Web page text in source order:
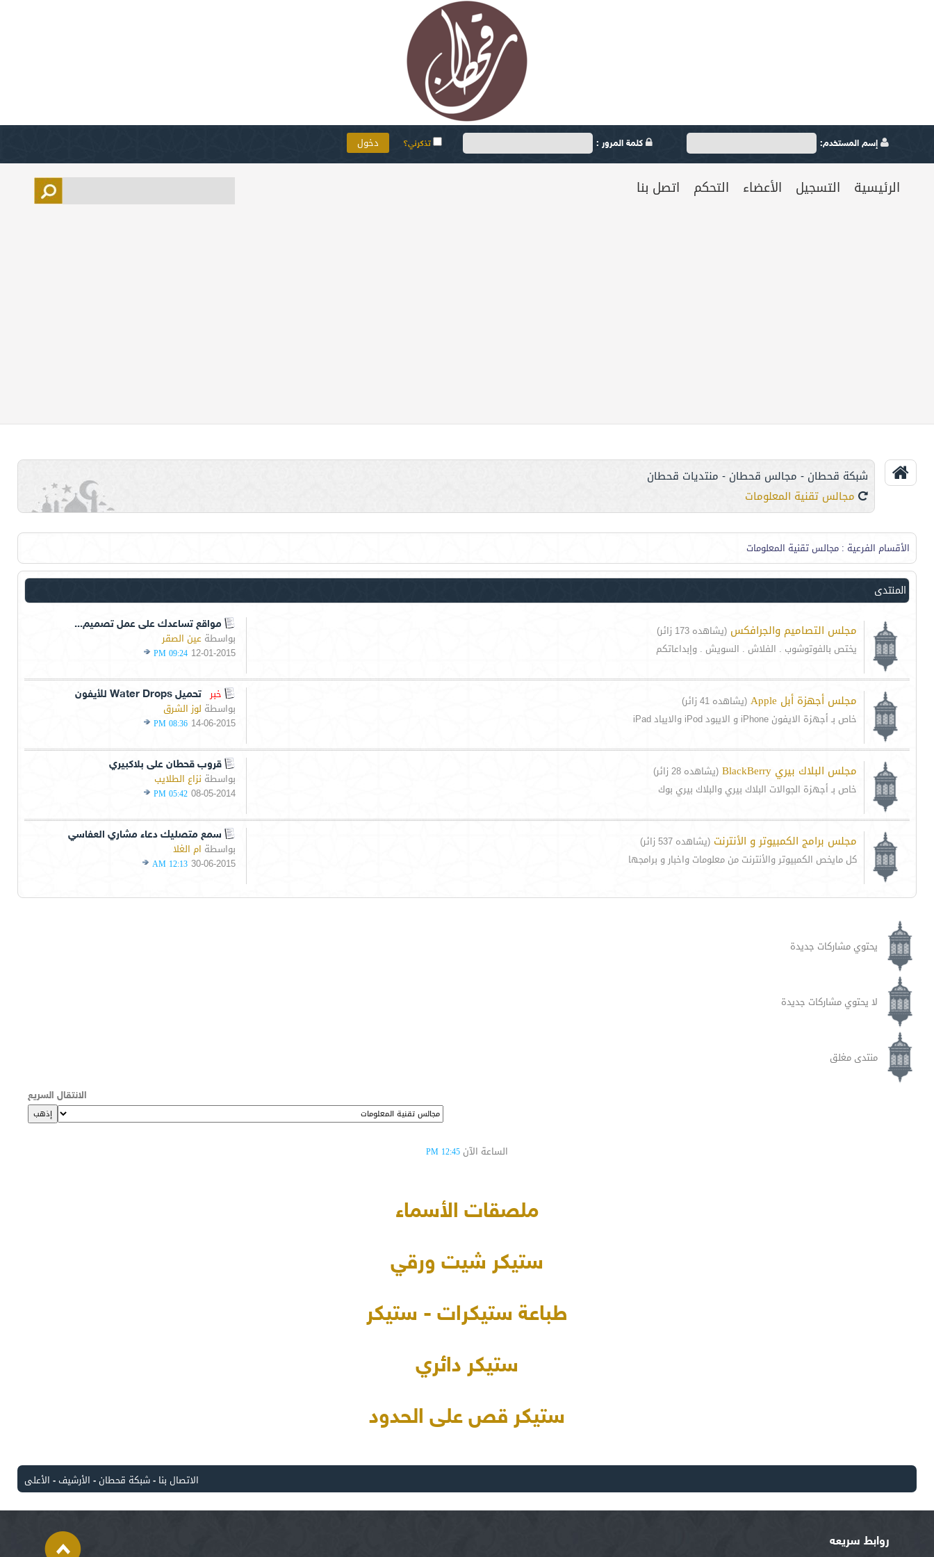
إسم المستخدم: كلمة المرور : تذكرني؟
الرئيسية التسجيل الأعضاء التحكم اتصل بنا
شبكة قحطان - مجالس قحطان - منتديات قحطان
مجالس تقنية المعلومات
الأقسام الفرعية : مجالس تقنية المعلومات
المنتدى
مجلس التصاميم والجرافكس (يشاهده 173 زائر)
يختص بالفوتوشوب . الفلاش . السويش . وإبداعاتكم
مواقع تساعدك على عمل تصميم...
بواسطةعين الصقر
12-01-2015
09:24 PM
مجلس أجهزة أبل Apple
(يشاهده 41 زائر)
خاص بـ أجهزة الايفون iPhone و الايبود iPod والايباد iPad
خبر تحميل Water Drops للأيفون
بواسطة لوز الشرق
14-06-2015
08:36 PM
مجلس البلاك بيري BlackBerry
(يشاهده 28 زائر)
خاص بـ أجهزة الجوالات البلاك بيري والبلاك بيري بوك
قروب قحطان على بلاكبيري
بواسطة نزاع الطلايب
08-05-2014
05:42 PM
مجلس برامج الكمبيوتر و الأنترنت (يشاهده 537 زائر)
كل مايخص الكمبيوتر والأنترنت من معلومات واخبار و برامجها
سمع متصليك دعاء مشاري العفاسي
بواسطة ام الغلا
30-06-2015
12:13 AM
يحتوي مشاركات جديدة
لا يحتوي مشاركات جديدة
منتدى مغلق
الانتقال السريع
الساعة الآن 12:45 PM
ملصقات الأسماء
ستيكر شيت ورقي
طباعة ستيكرات - ستيكر
ستيكر دائري
ستيكر قص على الحدود
الاتصال بنا -شبكة قحطان- الأرشيف- الأعلى
روابط سريعه